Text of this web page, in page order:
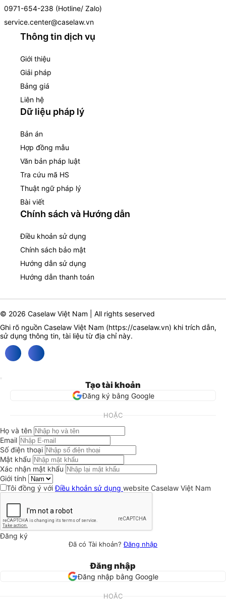
0971-654-238 (Hotline/ Zalo)
service.center@caselaw.vn
Thông tin dịch vụ
Giới thiệu
Giải pháp
Bảng giá
Liên hệ
Dữ liệu pháp lý
Bản án
Hợp đồng mẫu
Văn bản pháp luật
Tra cứu mã HS
Thuật ngữ pháp lý
Bài viết
Chính sách và Hướng dẫn
Điều khoản sử dụng
Chính sách bảo mật
Hướng dẫn sử dụng
Hướng dẫn thanh toán
© 2026 Caselaw Việt Nam | All rights seserved
Ghi rõ nguồn Caselaw Việt Nam (https://caselaw.vn) khi trích dẫn,
sử dụng thông tin, tài liệu từ địa chỉ này.
Tạo tài khoản
Đăng ký bằng Google
HOẶC
Họ và tên
Email
Số điện thoại
Mật khẩu
Xác nhận mật khẩu
Giới tính
Tôi đồng ý vớiĐiều khoản sử dụng website Caselaw Việt Nam
Đăng ký
Đã có Tài khoản?Đăng nhập
Đăng nhập
Đăng nhập bằng Google
HOẶC